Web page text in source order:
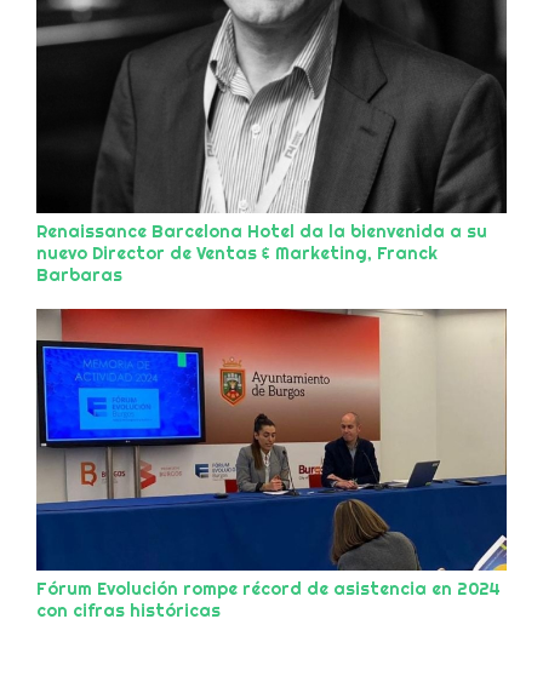
Renaissance Barcelona Hotel da la bienvenida a su
nuevo Director de Ventas & Marketing, Franck
Barbaras
Fórum Evolución rompe récord de asistencia en 2024
con cifras históricas